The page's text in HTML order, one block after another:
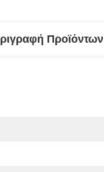
Προϊόντων